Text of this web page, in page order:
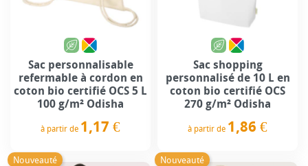
Sac personnalisable
refermable à cordon en
coton bio certifié OCS 5 L
100 g/m² Odisha
à partir de 1,17 €
Sac shopping
personnalisé de 10 L en
coton bio certifié OCS
270 g/m² Odisha
à partir de 1,86 €
Nouveauté Nouveauté